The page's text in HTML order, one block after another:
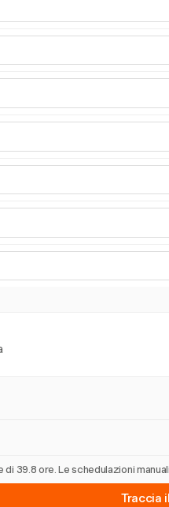
di 39.8 ore. Le schedulazioni
Traccia